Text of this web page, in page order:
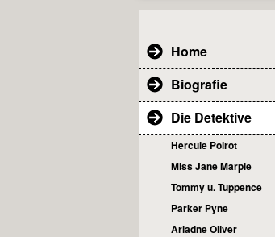
Home
Biografie
Die Detektive
Hercule Poirot
Miss Jane Marple
Tommy u. Tuppence
Parker Pyne
Ariadne Oliver